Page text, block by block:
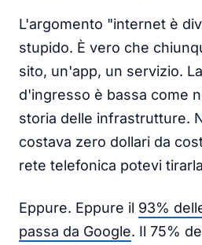
L'argomento "internet è
stupido. È vero che
sito, un'app, un servizio.
d'ingresso è bassa come
storia delle infrastrutture.
costava zero dollari da
rete telefonica potevi
Eppure. Eppure il 93%
passa da Google. Il 75%